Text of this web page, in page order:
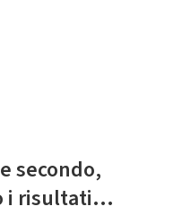
secondo,
i risultati...